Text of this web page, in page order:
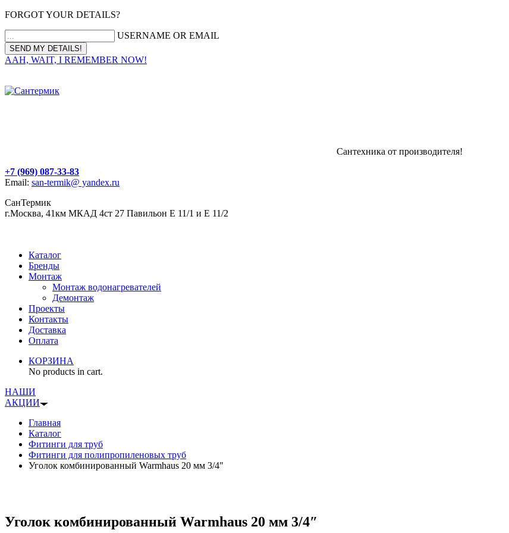
FORGOT YOUR DETAILS?
USERNAME OR EMAIL
AAH, WAIT, I REMEMBER NOW!
Сантехника от производителя!
+7 (969) 087-33-83
Email: san-termik@ yandex.ru
СанТермик
г.Москва, 41км МКАД 4ст 27 Павильон Е 11/1 и Е 11/2
Каталог
Бренды
Монтаж
Монтаж водонагревателей
Демонтаж
Проекты
Контакты
Доставка
Оплата
КОРЗИНА
No products in cart.
НАШИ
АКЦИИ
Главная
Каталог
Фитинги для труб
Фитинги для полипропиленовых труб
Уголок комбинированный Warmhaus 20 мм 3/4″
Уголок комбинированный Warmhaus 20 мм 3/4″